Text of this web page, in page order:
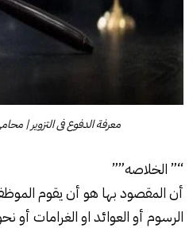
معرفة الدفوع فى التزوير‏ |
“” الخلاصه””
أن المقصود بها هو أن يقوم
الرسوم أو العوائد او الغرامات أو